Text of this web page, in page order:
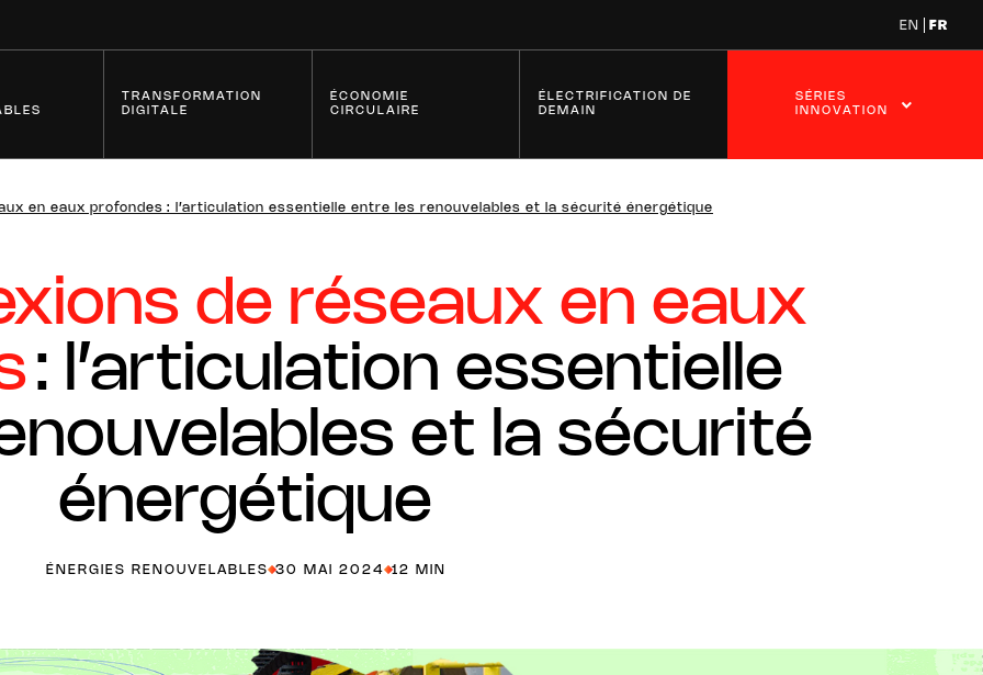
EN FR
TRANSFORMATION
DIGITALE
ÉCONOMIE
CIRCULAIRE
ÉLECTRIFICATION DE
DEMAIN
SÉRIES
INNOVATION
Innovation Series
Les disruptions digitales :
transformation de l'industrie
Innovations pour la
transmission électrique
Innovations pour les réseaux
électriques
Accéder à toutes les séries
en eaux profondes : l’articulation essentielle entre les renouvelables et la sécurité énergétique
de réseaux en eaux
: l’articulation essentielle
et la sécurité
énergétique
ÉNERGIES RENOUVELABLES 30 MAI 2024 12 MIN